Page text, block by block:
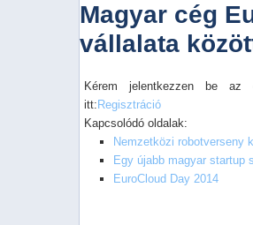
Magyar cég
vállalata
Kérem jelentkezzen be az
itt: Regisztráció
Kapcsolódó oldalak:
Nemzetközi robotverseny
Egy újabb magyar startup
EuroCloud Day 2014